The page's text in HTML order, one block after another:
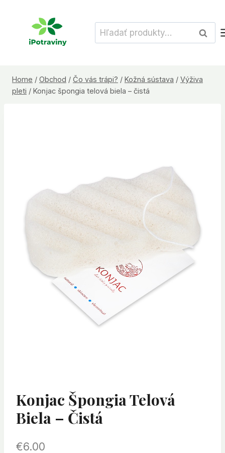
Hľadať:
Home / Obchod / Čo vás trápi? / Kožná sústava / Výživa
pleti / Konjac špongia telová biela – čistá
Konjac Špongia Telová
Biela – Čistá
€6.00